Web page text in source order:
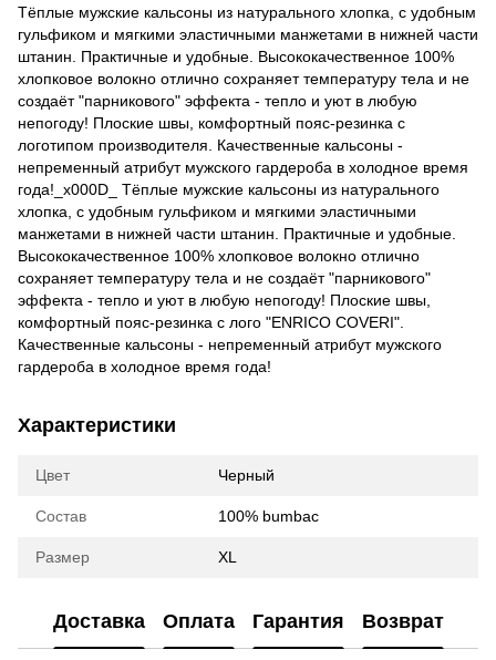
Тёплые мужские кальсоны из натурального хлопка, с удобным
гульфиком и мягкими эластичными манжетами в нижней части
штанин. Практичные и удобные. Высококачественное 100%
хлопковое волокно отлично сохраняет температуру тела и не
создаёт "парникового" эффекта - тепло и уют в любую
непогоду! Плоские швы, комфортный пояс-резинка с
логотипом производителя. Качественные кальсоны -
непременный атрибут мужского гардероба в холодное время
года!_x000D_ Тёплые мужские кальсоны из натурального
хлопка, с удобным гульфиком и мягкими эластичными
манжетами в нижней части штанин. Практичные и удобные.
Высококачественное 100% хлопковое волокно отлично
сохраняет температуру тела и не создаёт "парникового"
эффекта - тепло и уют в любую непогоду! Плоские швы,
комфортный пояс-резинка с лого "ENRICO COVERI".
Качественные кальсоны - непременный атрибут мужского
гардероба в холодное время года!
Характеристики
Цвет Черный
Состав 100% bumbac
Размер XL
Доставка Оплата Гарантия Возврат